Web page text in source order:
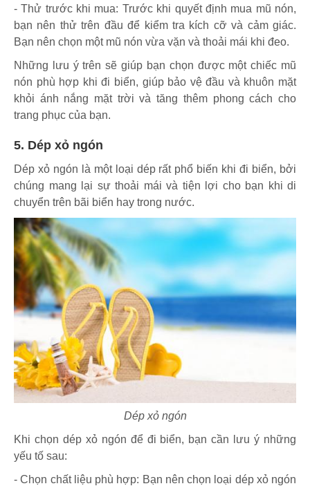
- Thử trước khi mua: Trước khi quyết định mua mũ nón,
bạn nên thử trên đầu để kiểm tra kích cỡ và cảm giác.
Bạn nên chọn một mũ nón vừa vặn và thoải mái khi đeo.
Những lưu ý trên sẽ giúp bạn chọn được một chiếc mũ
nón phù hợp khi đi biển, giúp bảo vệ đầu và khuôn mặt
khỏi ánh nắng mặt trời và tăng thêm phong cách cho
trang phục của bạn.
5. Dép xỏ ngón
Dép xỏ ngón là một loại dép rất phổ biến khi đi biển, bởi
chúng mang lại sự thoải mái và tiện lợi cho bạn khi di
chuyển trên bãi biển hay trong nước.
Dép xỏ ngón
Khi chọn dép xỏ ngón để đi biển, bạn cần lưu ý những
yếu tố sau:
- Chọn chất liệu phù hợp: Bạn nên chọn loại dép xỏ ngón